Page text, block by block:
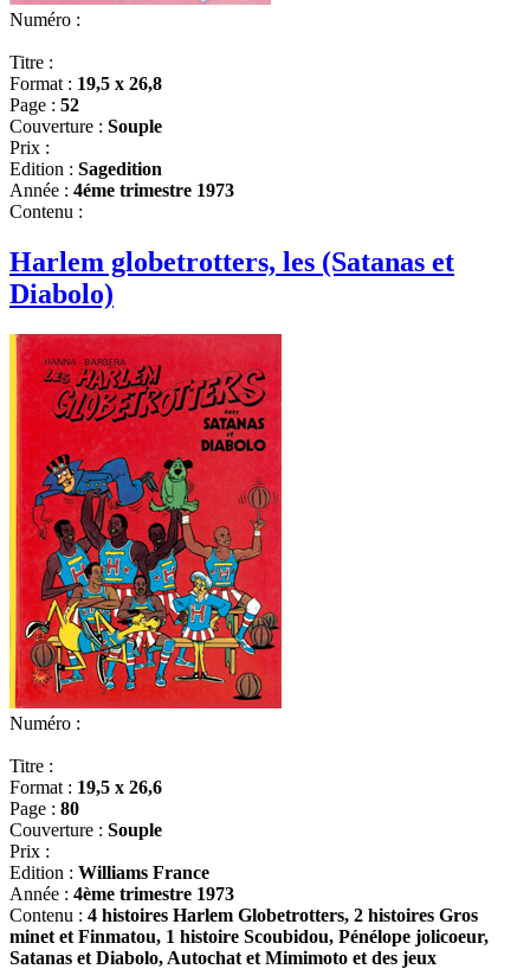
Numéro :
Titre :
Format : 19,5 x 26,8
Page : 52
Couverture : Souple
Prix :
Edition : Sagedition
Année : 4éme trimestre 1973
Contenu :
Harlem globetrotters, les (Satanas et
Diabolo)
Numéro :
Titre :
Format : 19,5 x 26,6
Page : 80
Couverture : Souple
Prix :
Edition : Williams France
Année : 4ème trimestre 1973
Contenu : 4 histoires Harlem Globetrotters, 2 histoires Gros
minet et Finmatou, 1 histoire Scoubidou, Pénélope jolicoeur,
Satanas et Diabolo, Autochat et Mimimoto et des jeux